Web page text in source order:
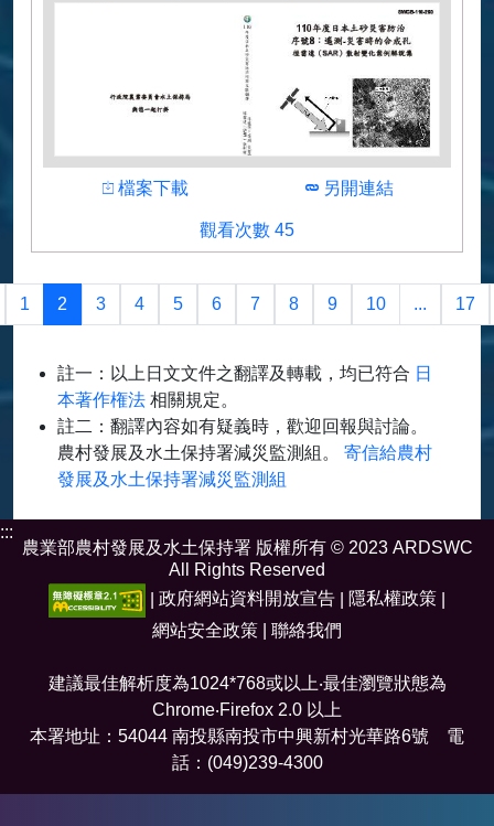
下載
檔案下載 下載
另開連結
觀看次數 45
1 2 3 4 5 6 7 8 9 10 ... 17
註一：以上日文文件之翻譯及轉載，均已符合 日
本著作権法 相關規定。
註二：翻譯內容如有疑義時，歡迎回報與討論。
農村發展及水土保持署減災監測組。 寄信給農村
發展及水土保持署減災監測組
:::
農業部農村發展及水土保持署 版權所有 © 2023 ARDSWC
All Rights Reserved
| 政府網站資料開放宣告 | 隱私權政策 |
網站安全政策
聯絡我們
建議最佳解析度為1024*768或以上‧最佳瀏覽狀態為
Chrome‧Firefox 2.0 以上
本署地址：54044 南投縣南投市中興新村光華路6號 電
話：(049)239-4300